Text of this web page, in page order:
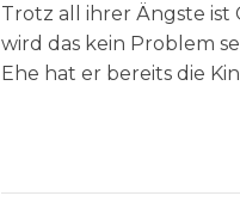
Trotz all ihrer Ängste
wird das kein Problem
Ehe hat er bereits die